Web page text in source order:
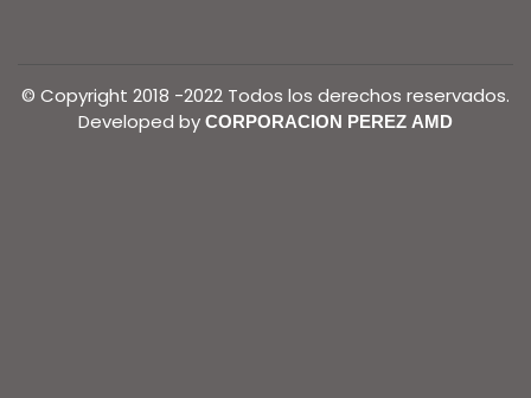
© Copyright 2018 -2022 Todos los derechos reservados.
Developed by CORPORACION PEREZ AMD